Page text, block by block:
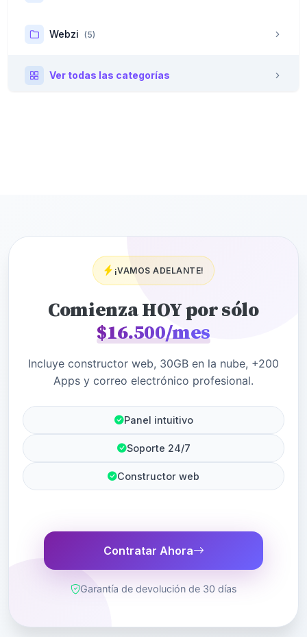
Webzi (5)
Ver todas las categorías
¡VAMOS ADELANTE!
Comienza HOY por sólo
$16.500/mes
Incluye constructor web, 30GB en la nube, +200
Apps y correo electrónico profesional.
Panel intuitivo
Soporte 24/7
Constructor web
Contratar Ahora
Garantía de devolución de 30 días